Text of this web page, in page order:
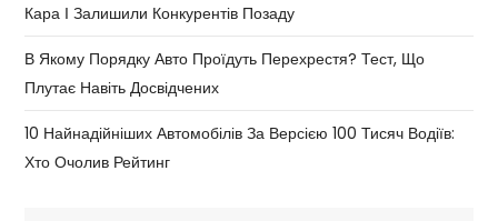
Кара І Залишили Конкурентів Позаду
В Якому Порядку Авто Проїдуть Перехрестя? Тест, Що
Плутає Навіть Досвідчених
10 Найнадійніших Автомобілів За Версією 100 Тисяч Водіїв:
Хто Очолив Рейтинг